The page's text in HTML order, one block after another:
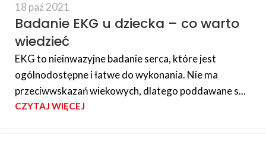
18 paź 2021
Badanie EKG u dziecka – co warto
wiedzieć
EKG to nieinwazyjne badanie serca, które jest
ogólnodostępne i łatwe do wykonania. Nie ma
przeciwwskazań wiekowych, dlatego poddawane s...
CZYTAJ WIĘCEJ